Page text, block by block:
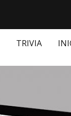
TRIVIA